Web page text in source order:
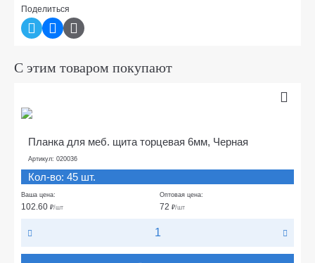
Поделиться
С этим товаром покупают
Планка для меб. щита торцевая 6мм, Черная
Артикул: 020036
Кол-во: 45 шт.
Ваша цена:
102.60 ₽/шт
Оптовая цена:
72 ₽/шт